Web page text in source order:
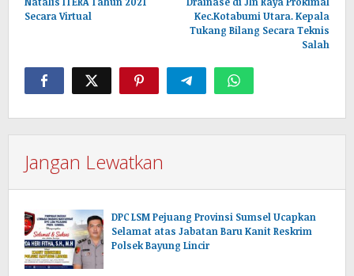
Secara Virtual
Kec.Kotabumi Utara. Kepala
Tukang Bilang Secara Teknis
Salah
Jangan Lewatkan
DPC LSM Pejuang Provinsi Sumsel Ucapkan
Selamat atas Jabatan Baru Kanit Reskrim
Polsek Bayung Lincir